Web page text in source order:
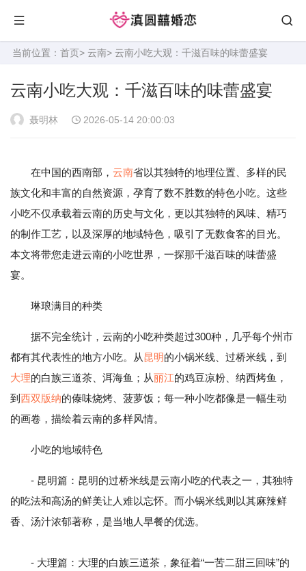
当前位置： 首页> 云南> 云南小吃大观：千滋百味的味蕾盛宴
云南小吃大观：千滋百味的味蕾盛宴
聂明林 2026-05-14 20:00:03
在中国的西南部， 云南省以其独特的地理位置、多样的民
族文化和丰富的自然资源，孕育了数不胜数的特色小吃。这些
小吃不仅承载着云南的历史与文化，更以其独特的风味、精巧
的制作工艺，以及深厚的地域特色，吸引了无数食客的目光。
本文将带您走进云南的小吃世界，一探那千滋百味的味蕾盛
宴。
琳琅满目的种类
据不完全统计，云南的小吃种类超过300种，几乎每个州市
都有其代表性的地方小吃。从昆明的小锅米线、过桥米线，到
大理的白族三道茶、洱海鱼；从丽江的鸡豆凉粉、纳西烤鱼，
到 西双版纳的傣味烧烤、菠萝饭；每一种小吃都像是一幅生动
的画卷，描绘着云南的多样风情。
小吃的地域特色
- 昆明篇：昆明的过桥米线是云南小吃的代表之一，其独特
的吃法和高汤的鲜美让人难以忘怀。而小锅米线则以其麻辣鲜
香、汤汁浓郁著称，是当地人早餐的优选。
- 大理篇：大理的白族三道茶，象征着“一苦二甜三回味”的